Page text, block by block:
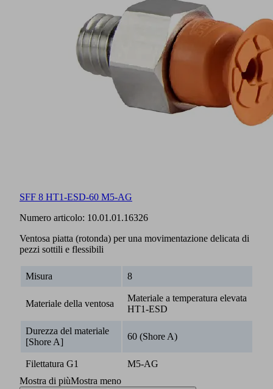
SFF 8 HT1-ESD-60 M5-AG
Numero articolo: 10.01.01.16326
Ventosa piatta (rotonda) per una movimentazione delicata di
pezzi sottili e flessibili
Misura 8
Materiale della ventosa
Materiale a temperatura elevata
HT1-ESD
Durezza del materiale
[Shore A]
60 (Shore A)
Filettatura G1
M5-AG
Mostra di piùMostra meno